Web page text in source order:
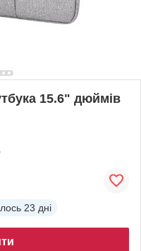
15.6" дюймів
23 дні